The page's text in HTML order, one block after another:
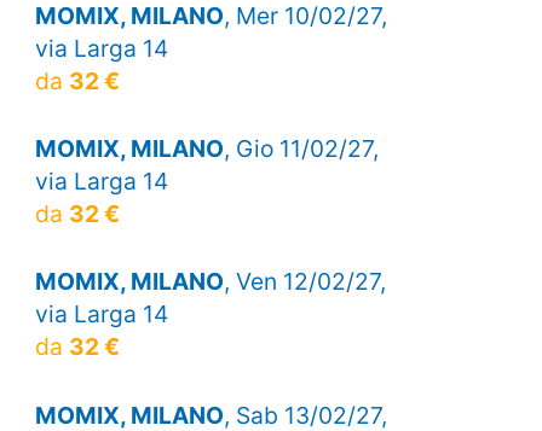
MOMIX, MILANO, Mer 10/02/27,
via Larga 14
da 32 €
MOMIX, MILANO, Gio 11/02/27,
via Larga 14
da 32 €
MOMIX, MILANO, Ven 12/02/27,
via Larga 14
da 32 €
MOMIX, MILANO, Sab 13/02/27,